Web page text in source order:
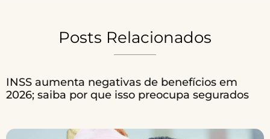
Posts Relacionados
INSS aumenta negativas de benefícios em
2026; saiba por que isso preocupa segurados